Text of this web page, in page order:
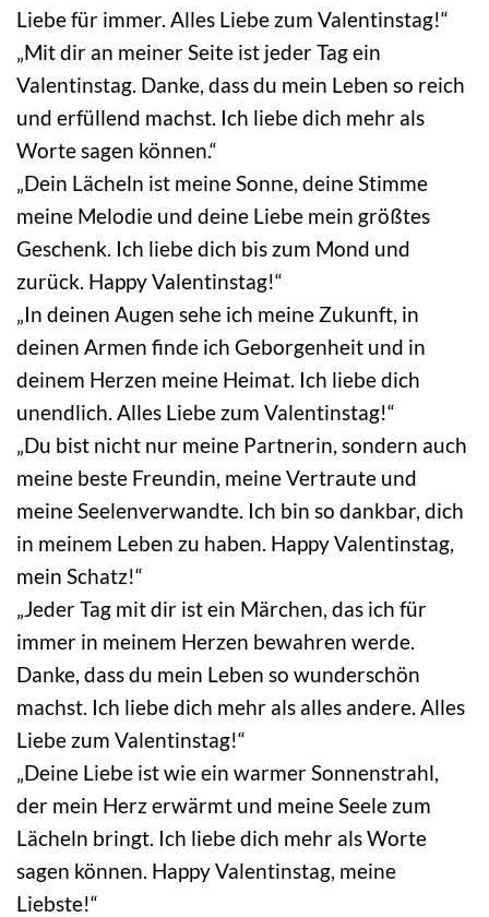
Liebe für immer. Alles Liebe zum Valentinstag!“
„Mit dir an meiner Seite ist jeder Tag ein
Valentinstag. Danke, dass du mein Leben so reich
und erfüllend machst. Ich liebe dich mehr als
Worte sagen können.“
„Dein Lächeln ist meine Sonne, deine Stimme
meine Melodie und deine Liebe mein größtes
Geschenk. Ich liebe dich bis zum Mond und
zurück. Happy Valentinstag!“
„In deinen Augen sehe ich meine Zukunft, in
deinen Armen finde ich Geborgenheit und in
deinem Herzen meine Heimat. Ich liebe dich
unendlich. Alles Liebe zum Valentinstag!“
„Du bist nicht nur meine Partnerin, sondern auch
meine beste Freundin, meine Vertraute und
meine Seelenverwandte. Ich bin so dankbar, dich
in meinem Leben zu haben. Happy Valentinstag,
mein Schatz!“
„Jeder Tag mit dir ist ein Märchen, das ich für
immer in meinem Herzen bewahren werde.
Danke, dass du mein Leben so wunderschön
machst. Ich liebe dich mehr als alles andere. Alles
Liebe zum Valentinstag!“
„Deine Liebe ist wie ein warmer Sonnenstrahl,
der mein Herz erwärmt und meine Seele zum
Lächeln bringt. Ich liebe dich mehr als Worte
sagen können. Happy Valentinstag, meine
Liebste!“